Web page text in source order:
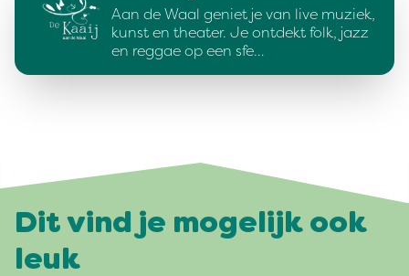
Aan de Waal geniet je van live muziek,
kunst en theater. Je ontdekt folk, jazz
en reggae op een sfe…
Dit vind je mogelijk ook
leuk